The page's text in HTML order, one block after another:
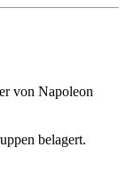
von Napoleon
belagert.